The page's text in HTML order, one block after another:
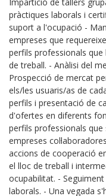
pràctiques laborals i
suport a l'ocupació -
empreses que
perfils professionals
de treball. - Anàlisi del
Prospecció de mercat
els/les usuaris/as de
perfils i presentació de
d'ofertes en diferents
perfils professionals que
empreses
accions de cooperació
el lloc de treball i
ocupabilitat. -
laborals. - Una vegada